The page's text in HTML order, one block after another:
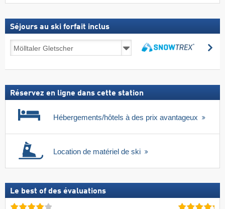
Séjours au ski forfait inclus
au
forfait
Réservez en ligne dans cette station
Hébergements/hôtels à des prix avantageux
Location de matériel de ski
Le best of des évaluations